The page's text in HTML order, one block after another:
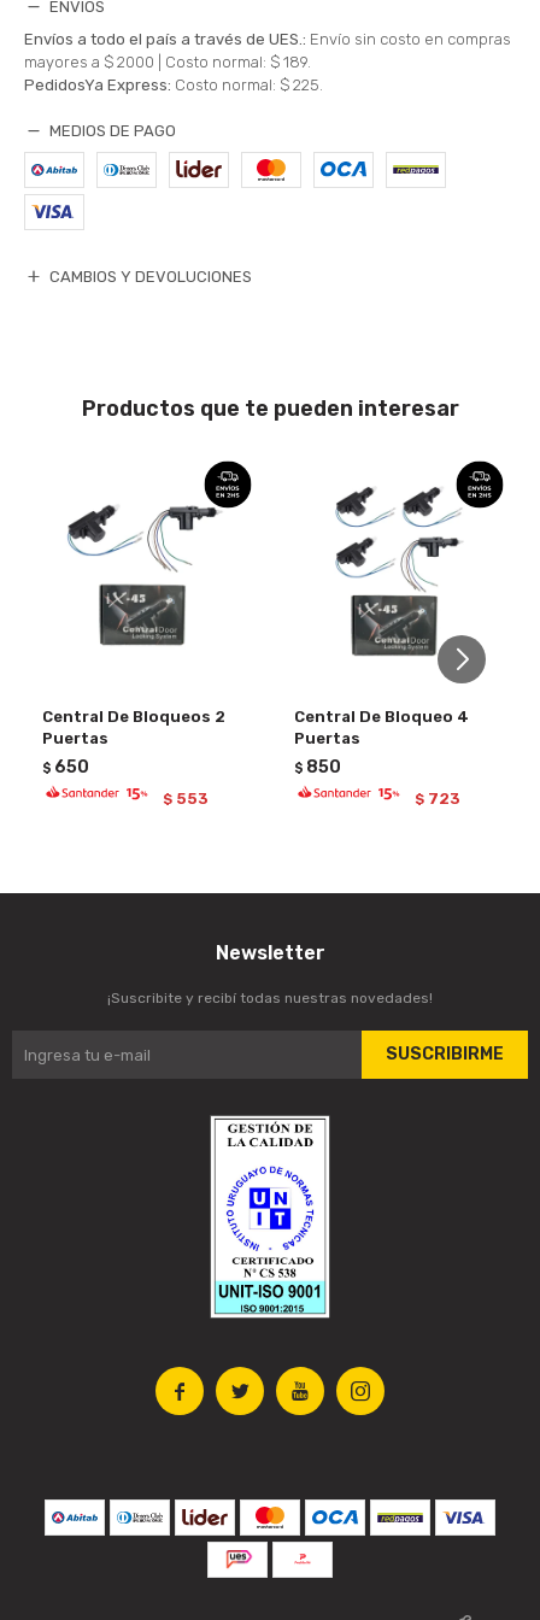
ENVÍOS
Envíos a todo el país a través de UES.: Envío sin costo en compras
mayores a $ 2000 | Costo normal: $ 189.
PedidosYa Express: Costo normal: $ 225.
MEDIOS DE PAGO
CAMBIOS Y DEVOLUCIONES
Productos que te pueden interesar
Central De Bloqueos 2
Puertas
$ 650
$ 553
Central De Bloqueo 4
Puertas
$ 850
$ 723
   
Newsletter
¡Suscribite y recibí todas nuestras novedades!
SUSCRIBIRME